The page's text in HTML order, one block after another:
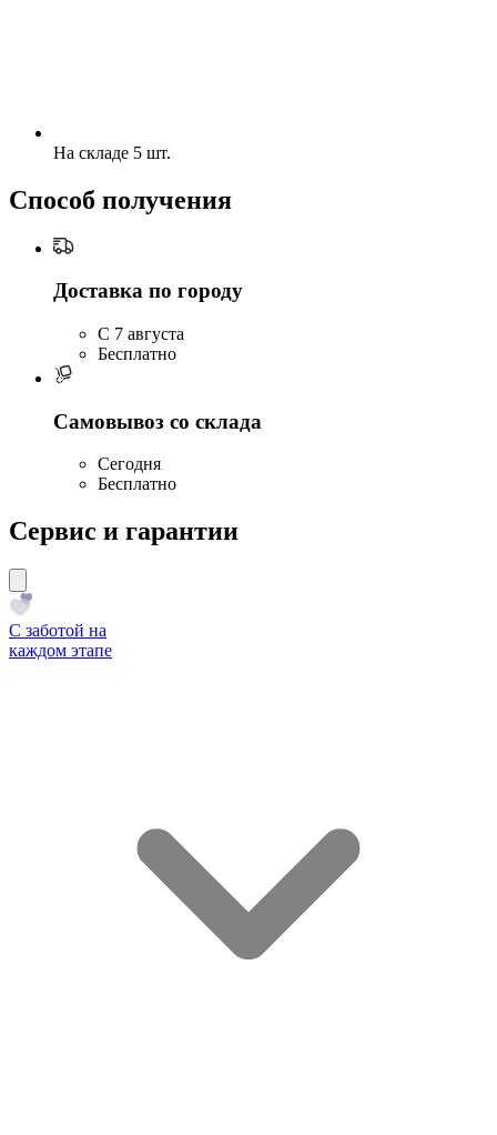
На складе 5 шт.
Способ получения
Доставка по городу
C 7 августа
Бесплатно
Самовывоз со склада
Сегодня
Бесплатно
Сервис и гарантии
С заботой на
каждом этапе